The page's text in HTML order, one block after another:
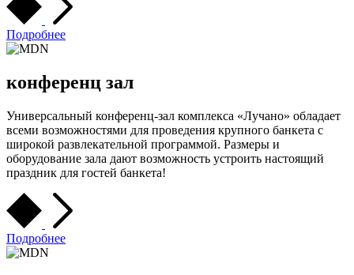
Подробнее
конференц зал
Универсальный конференц-зал комплекса «Лучано» обладает
всеми возможностями для проведения крупного банкета с
широкой развлекательной программой. Размеры и
оборудование зала дают возможность устроить настоящий
праздник для гостей банкета!
Подробнее